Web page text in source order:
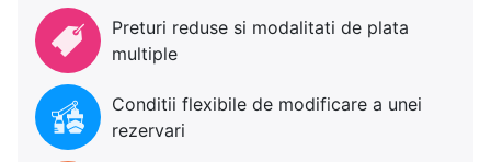
Preturi reduse si modalitati de plata
multiple
Conditii flexibile de modificare a unei
rezervari